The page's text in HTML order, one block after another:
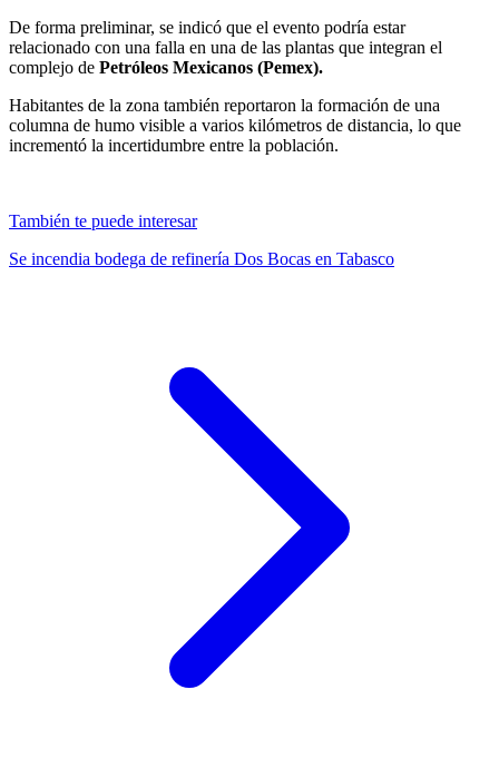
De forma preliminar, se indicó que el evento podría estar
relacionado con una falla en una de las plantas que integran el
complejo de Petróleos Mexicanos (Pemex).
Habitantes de la zona también reportaron la formación de una
columna de humo visible a varios kilómetros de distancia, lo que
incrementó la incertidumbre entre la población.
También te puede interesar
Se incendia bodega de refinería Dos Bocas en Tabasco